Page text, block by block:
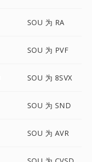
SOU 为 RA
SOU 为 PVF
SOU 为 8SVX
SOU 为 SND
SOU 为 AVR